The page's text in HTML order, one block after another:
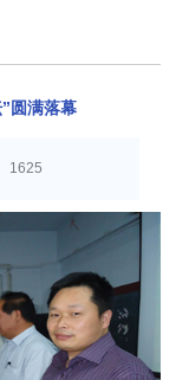
圆满落幕
1625